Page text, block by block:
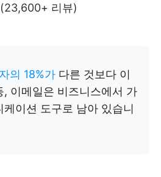
리뷰)
의 18%가 다른 것보다 이
, 이메일은 비즈니스에서 가
이션 도구로 남아 있습니